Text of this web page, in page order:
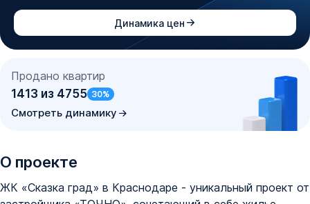
Динамика цен
Продано квартир
1413 из 4755 30%
Смотреть динамику
О проекте
ЖК «Сказка град» в Краснодаре - уникальный проект от